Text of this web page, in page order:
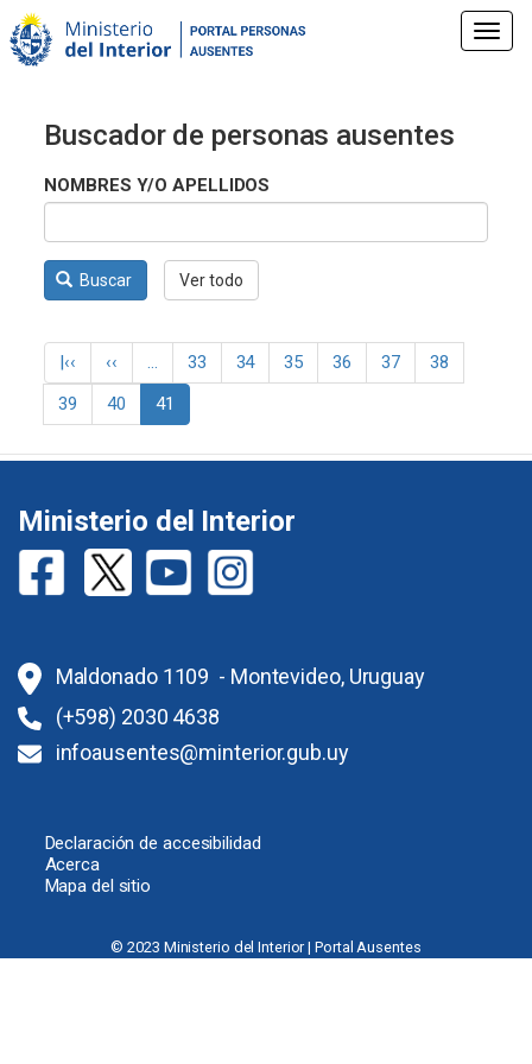
Pasar
al
contenido
Buscador de personas ausentes
NOMBRES Y/O APELLIDOS
Buscar Ver todo
Paginación
Primera
página
|‹‹
Página
anterior
‹‹ … Página
33 Página
34 Página
35 Página
36 Página
37 Página
38
Página
39 Página
40
Página
actual
41
Ministerio del Interior
Maldonado 1109 - Montevideo, Uruguay
(+598) 2030 4638
infoausentes@minterior.gub.uy
Declaración de accesibilidad
Acerca
Mapa del sitio
© 2023 Ministerio del Interior | Portal Ausentes